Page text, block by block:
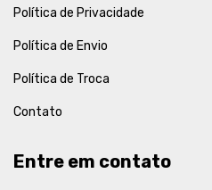
Política de Privacidade
Política de Envio
Política de Troca
Contato
Entre em contato